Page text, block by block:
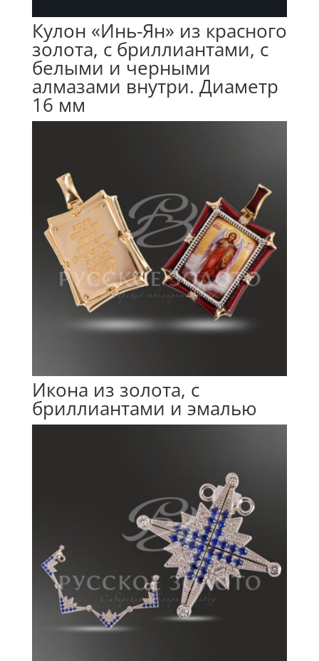
Кулон «Инь-Ян» из красного
золота, с бриллиантами, с
белыми и черными
алмазами внутри. Диаметр
16 мм
Икона из золота, с
бриллиантами и эмалью